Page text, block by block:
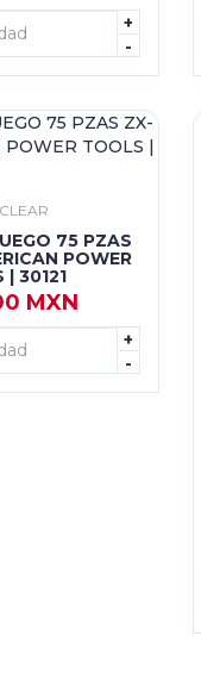
+
-
75 PZAS
POWER
| 30121
MXN
+
-